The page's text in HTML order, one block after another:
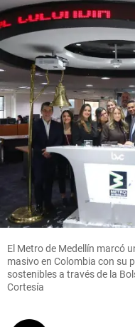
El Metro de Medellín marcó
masivo en Colombia con su
sostenibles a través de la
Cortesía